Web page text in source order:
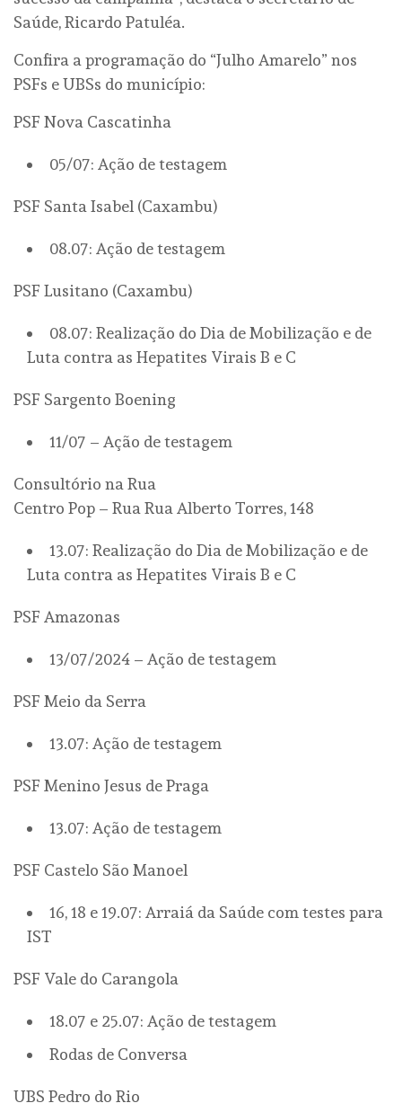
Saúde, Ricardo Patuléa.
Confira a programação do “Julho Amarelo” nos
PSFs e UBSs do município:
PSF Nova Cascatinha
05/07: Ação de testagem
PSF Santa Isabel (Caxambu)
08.07: Ação de testagem
PSF Lusitano (Caxambu)
08.07: Realização do Dia de Mobilização e de
Luta contra as Hepatites Virais B e C
PSF Sargento Boening
11/07 – Ação de testagem
Consultório na Rua
Centro Pop – Rua Rua Alberto Torres, 148
13.07: Realização do Dia de Mobilização e de
Luta contra as Hepatites Virais B e C
PSF Amazonas
13/07/2024 – Ação de testagem
PSF Meio da Serra
13.07: Ação de testagem
PSF Menino Jesus de Praga
13.07: Ação de testagem
PSF Castelo São Manoel
16, 18 e 19.07: Arraiá da Saúde com testes para
IST
PSF Vale do Carangola
18.07 e 25.07: Ação de testagem
Rodas de Conversa
UBS Pedro do Rio